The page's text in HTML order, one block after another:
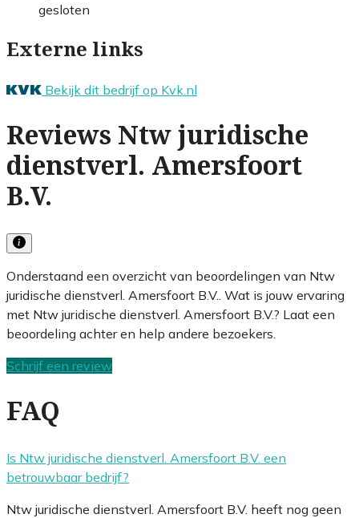
gesloten
Externe links
Bekijk dit bedrijf op Kvk.nl
Reviews Ntw juridische
dienstverl. Amersfoort
B.V.
Onderstaand een overzicht van beoordelingen van Ntw
juridische dienstverl. Amersfoort B.V.. Wat is jouw ervaring
met Ntw juridische dienstverl. Amersfoort B.V.? Laat een
beoordeling achter en help andere bezoekers.
Schrijf een review
FAQ
Is Ntw juridische dienstverl. Amersfoort B.V. een
betrouwbaar bedrijf?
Ntw juridische dienstverl. Amersfoort B.V. heeft nog geen